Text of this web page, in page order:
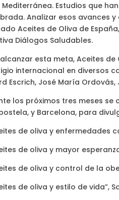
Mediterránea. Estudios que
Analizar esos avances
Aceites de Oliva de
Diálogos Saludables.
esta meta, Aceites
internacional en diversos
Escrich, José María
los próximos tres meses se
y Barcelona, para
de oliva y enfermedades
de oliva y mayor
de oliva y control de la
de oliva y estilo de vida”,